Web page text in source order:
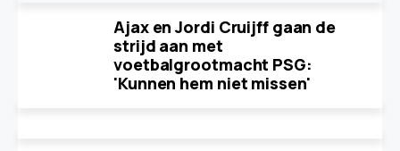
Ajax en Jordi Cruijff gaan de
strijd aan met
voetbalgrootmacht PSG:
'Kunnen hem niet missen'